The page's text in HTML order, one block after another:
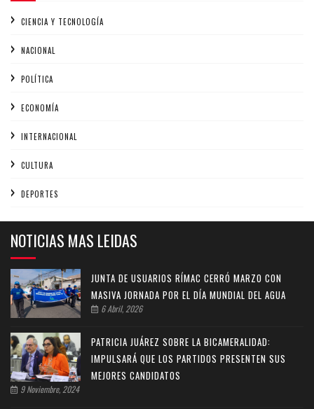
CIENCIA Y TECNOLOGÍA
NACIONAL
POLÍTICA
ECONOMÍA
INTERNACIONAL
CULTURA
DEPORTES
NOTICIAS MAS LEIDAS
JUNTA DE USUARIOS RÍMAC CERRÓ MARZO CON
MASIVA JORNADA POR EL DÍA MUNDIAL DEL AGUA
6 Abril, 2026
PATRICIA JUÁREZ SOBRE LA BICAMERALIDAD:
IMPULSARÁ QUE LOS PARTIDOS PRESENTEN SUS
MEJORES CANDIDATOS
9 Noviembre, 2024